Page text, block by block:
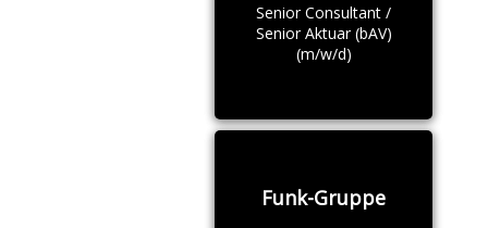
Senior Consultant /
Senior Aktuar (bAV)
(m/w/d)
Funk-Gruppe